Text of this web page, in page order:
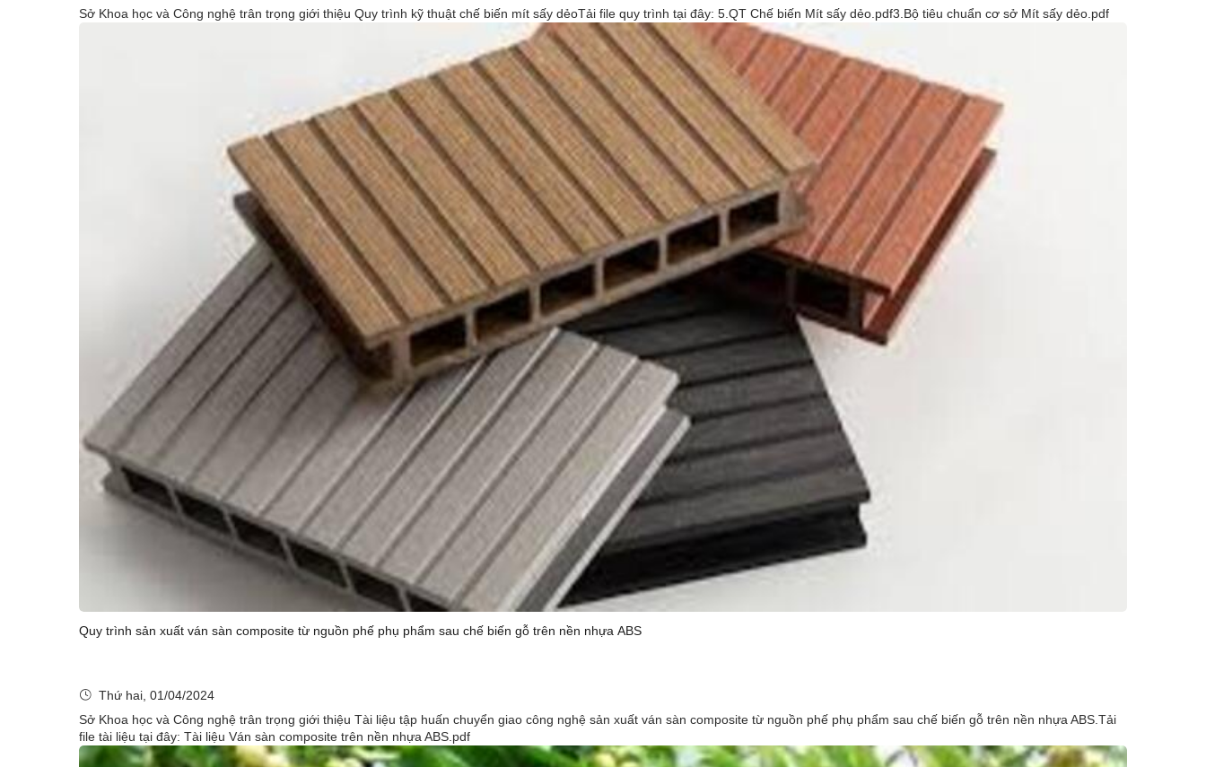
Sở Khoa học và Công nghệ trân trọng giới thiệu Quy trình kỹ thuật chế biến mít sấy dẻoTải file quy trình tại đây: 5.QT Chế biến Mít sấy dẻo.pdf3.Bộ tiêu chuẩn cơ sở Mít sấy dẻo.pdf
Quy trình sản xuất ván sàn composite từ nguồn phế phụ phẩm sau chế biến gỗ trên nền nhựa ABS
Thứ hai, 01/04/2024
Sở Khoa học và Công nghệ trân trọng giới thiệu Tài liệu tập huấn chuyển giao công nghệ sản xuất ván sàn composite từ nguồn phế phụ phẩm sau chế biến gỗ trên nền nhựa ABS.Tải
file tài liệu tại đây: Tài liệu Ván sàn composite trên nền nhựa ABS.pdf